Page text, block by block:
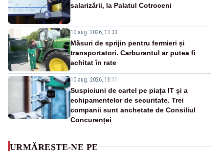
salarizării, la Palatul Cotroceni
10 aug. 2026, 13:33
Măsuri de sprijin pentru fermieri și
transportatori. Carburantul ar putea fi
achitat în rate
10 aug. 2026, 13:11
Suspiciuni de cartel pe piața IT și a
echipamentelor de securitate. Trei
companii sunt anchetate de Consiliul
Concurenței
URMĂREȘTE-NE PE